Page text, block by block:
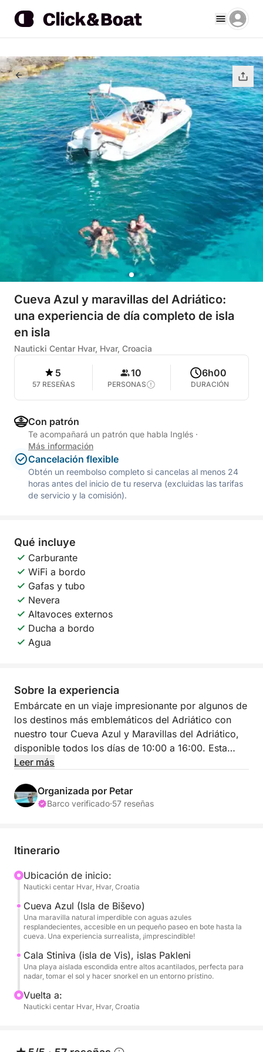
Cueva Azul y maravillas del Adriático:
una experiencia de día completo de isla
en isla
Nauticki Centar Hvar, Hvar, Croacia
5
57 RESEÑAS
10
PERSONAS
6h00
DURACIÓN
Con patrón
Te acompañará un patrón que habla Inglés ·
Más información
Cancelación flexible
Obtén un reembolso completo si cancelas al menos 24
horas antes del inicio de tu reserva (excluidas las tarifas
de servicio y la comisión).
Qué incluye
Carburante
WiFi a bordo
Gafas y tubo
Nevera
Altavoces externos
Ducha a bordo
Agua
Sobre la experiencia
Embárcate en un viaje impresionante por algunos de
los destinos más emblemáticos del Adriático con
nuestro tour Cueva Azul y Maravillas del Adriático,
disponible todos los días de 10:00 a 16:00. Esta
inolvidable excursión de seis horas combina belleza
mar.
marina resplandeciente donde la luz del sol tiñe el
mágico fenómeno de cerca y captura fotos
inolvidables en uno de los escenarios más
surrealistas de Croacia.
Después de la Cueva Azul, continuaremos
paradas en playas escondidas, calas color
esmeralda y lugares para practicar snorkel solo
accesibles en barco. Disfruta de todas las
comodidades de nuestro moderno barco: wifi,
Leer más
Organizada por Petar
Barco verificado·57 reseñas
Itinerario
Ubicación de inicio:
Nauticki centar Hvar, Hvar, Croatia
Cueva Azul (Isla de Biševo)
Una maravilla natural imperdible con aguas azules
resplandecientes, accesible en un pequeño paseo en bote hasta la
cueva. Una experiencia surrealista, ¡imprescindible!
Cala Stiniva (isla de Vis), islas Pakleni
Una playa aislada escondida entre altos acantilados, perfecta para
nadar, tomar el sol y hacer snorkel en un entorno prístino.
Vuelta a:
Nauticki centar Hvar, Hvar, Croatia